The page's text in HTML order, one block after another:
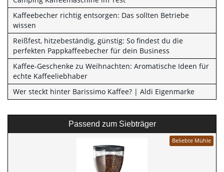
Kaffeebecher richtig entsorgen: Das sollten Betriebe
wissen
Reißfest, hitzebeständig, günstig: So findest du die
perfekten Pappkaffeebecher für dein Business
Kaffee-Geschenke zu Weihnachten: Aromatische Ideen für
echte Kaffeeliebhaber
Wer steckt hinter Barissimo Kaffee? | Aldi Eigenmarke
Passend zum Siebträger
Beliebte Mühle